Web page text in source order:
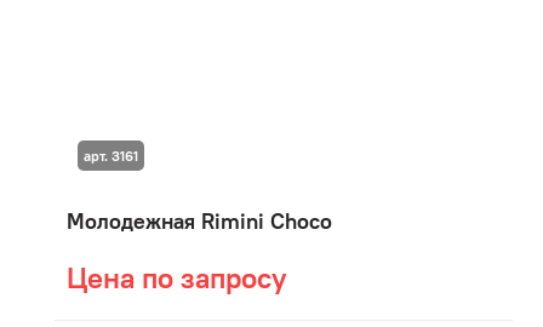
Молодежная Rimini Choco
Цена по запросу
арт. 3161